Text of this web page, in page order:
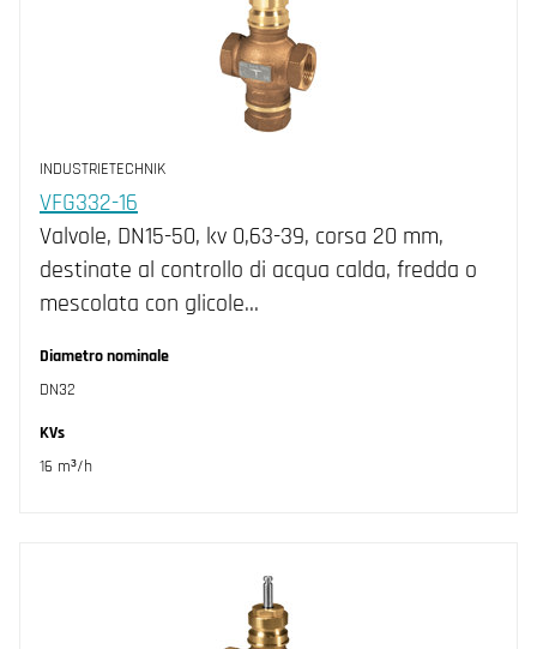
INDUSTRIETECHNIK
VFG332-16
Valvole, DN15-50, kv 0,63-39, corsa 20 mm,
destinate al controllo di acqua calda, fredda o
mescolata con glicole…
Diametro nominale
DN32
KVs
16 m³/h